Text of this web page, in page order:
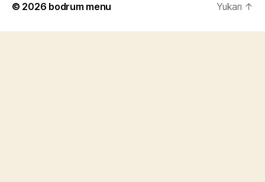
© 2026 bodrum menu Yukarı ↑